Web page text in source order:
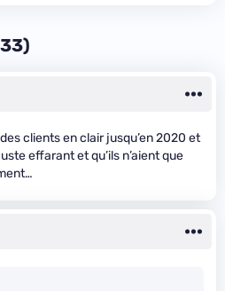
clients en clair jusqu’en 2020 et
effarant et qu’ils n’aient que